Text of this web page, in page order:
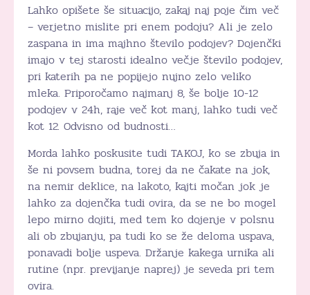
Lahko opišete še situacijo, zakaj naj poje čim več
– verjetno mislite pri enem podoju? Ali je zelo
zaspana in ima majhno število podojev? Dojenčki
imajo v tej starosti idealno večje število podojev,
pri katerih pa ne popijejo nujno zelo veliko
mleka. Priporočamo najmanj 8, še bolje 10-12
podojev v 24h, raje več kot manj, lahko tudi več
kot 12. Odvisno od budnosti…
Morda lahko poskusite tudi TAKOJ, ko se zbuja in
še ni povsem budna, torej da ne čakate na jok,
na nemir deklice, na lakoto, kajti močan jok je
lahko za dojenčka tudi ovira, da se ne bo mogel
lepo mirno dojiti, med tem ko dojenje v polsnu
ali ob zbujanju, pa tudi ko se že deloma uspava,
ponavadi bolje uspeva. Držanje kakega urnika ali
rutine (npr. previjanje naprej) je seveda pri tem
ovira.